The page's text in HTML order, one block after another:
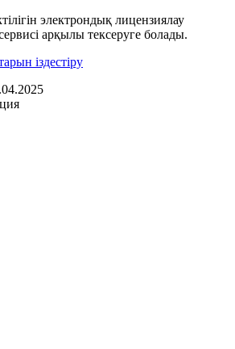
электрондық лицензиялау
арқылы тексеруге болады.
іздестіру